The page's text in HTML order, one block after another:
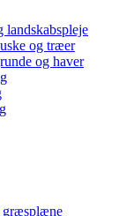
landskabspleje
og træer
og haver
græsplæne